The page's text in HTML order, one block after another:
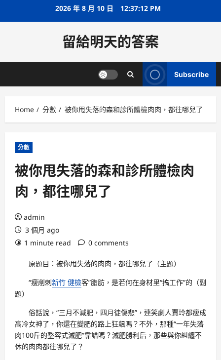
2026 年 8 月 10 日 12:37:13 PM
留給明天的答案
Subscribe
Home 分數 被你甩失落的森和診所體檢肉肉，都往哪兒了
分數
被你甩失落的森和診所體檢肉
肉，都往哪兒了
admin
3 個月 ago
1 minute read
0 comments
原題目：被你甩失落的肉肉，都往哪兒了（主題）
“瘦削刺新竹 健檢客”脂肪，是若何在身材里“搞工作”的（副
題）
俗話說，“三月不減肥，四月徒傷悲”，連笑劇人賈玲都瘦成
高冷女神了，你還在變肥的路上狂飆嗎？不外，那種“一年失落
肉100斤的整容式減肥”靠譜嗎？減肥勝利后，那些與你糾纏不
休的肉肉都往哪兒了？